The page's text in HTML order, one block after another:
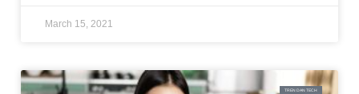
March 15, 2021
TREN DAN TECH